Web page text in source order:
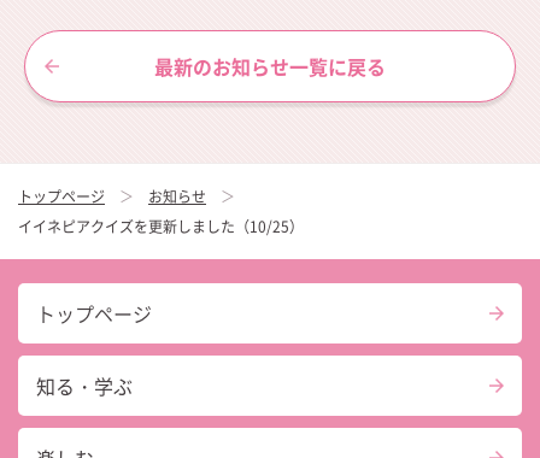
トップページ
お知らせ
イイネピアクイズを更新しました（10/25）
最新のお知らせ一覧に戻る
トップページ
知る・学ぶ